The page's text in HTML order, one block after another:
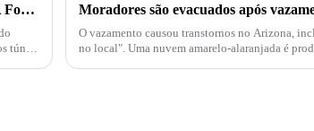
Palestina e Israel estão iniciando uma guerra biológica e química. A Força Delta aparece e injeta gás nervoso em túneis subterrâneos em Gaza!
túneis
O vazamento causou transtornos no Arizona,
no local". Uma nuvem amarelo-alaranjada é